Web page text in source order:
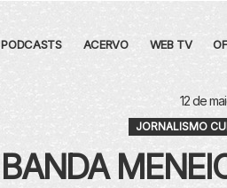
PODCASTS ACERVO WEB TV
12 de
JORNALISMO
BANDA